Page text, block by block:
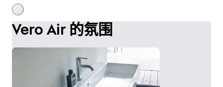
Vero Air 的氛围